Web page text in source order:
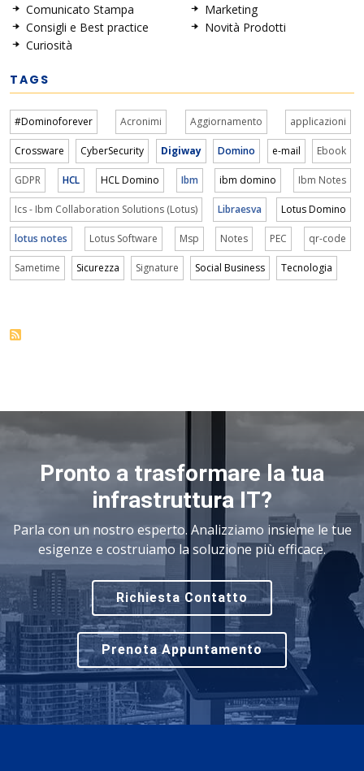
Comunicato Stampa
Consigli e Best practice
Curiosità
Marketing
Novità Prodotti
TAGS
#Dominoforever Acronimi Aggiornamento applicazioni
Crossware CyberSecurity Digiway Domino e-mail Ebook
GDPR HCL HCL Domino Ibm ibm domino Ibm Notes
Ics - Ibm Collaboration Solutions (Lotus) Libraesva Lotus Domino
lotus notes Lotus Software Msp Notes PEC qr-code
Sametime Sicurezza Signature Social Business Tecnologia
Pronto a trasformare la tua
infrastruttura IT?
Parla con un nostro esperto. Analizziamo insieme le tue
esigenze e costruiamo la soluzione più efficace.
Richiesta Contatto
Prenota Appuntamento